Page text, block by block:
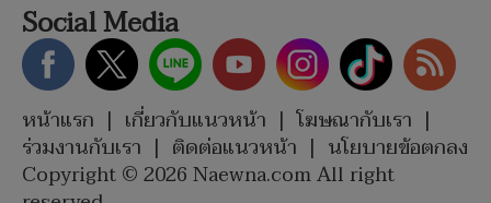
Social Media
หน้าแรก | เกี่ยวกับแนวหน้า | โฆษณากับเรา |
ร่วมงานกับเรา | ติดต่อแนวหน้า | นโยบายข้อตกลง
Copyright © 2026 Naewna.com All right